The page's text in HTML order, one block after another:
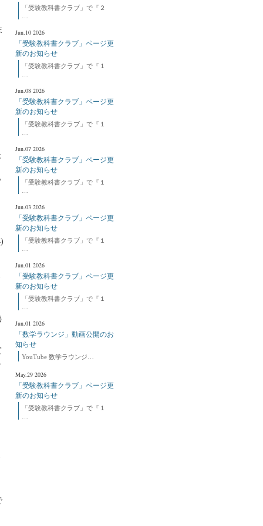
「受験教科書クラブ」で『２
Jun.10 2026
「受験教科書クラブ」ページ更
新のお知らせ
「受験教科書クラブ」で『１
Jun.08 2026
「受験教科書クラブ」ページ更
新のお知らせ
「受験教科書クラブ」で『１
Jun.07 2026
「受験教科書クラブ」ページ更
新のお知らせ
「受験教科書クラブ」で『１
Jun.03 2026
「受験教科書クラブ」ページ更
新のお知らせ
「受験教科書クラブ」で『１
Jun.01 2026
「受験教科書クラブ」ページ更
新のお知らせ
「受験教科書クラブ」で『１
Jun.01 2026
「数学ラウンジ」動画公開のお
知らせ
YouTube 数学ラウンジ…
May.29 2026
「受験教科書クラブ」ページ更
新のお知らせ
「受験教科書クラブ」で『１